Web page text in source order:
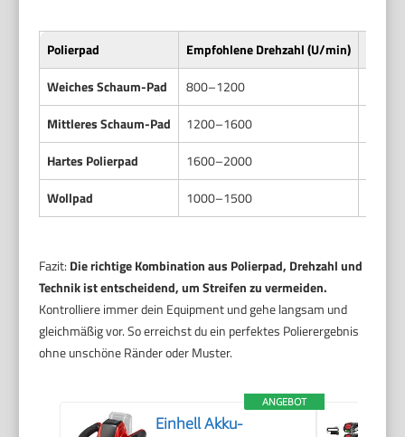
Polierpad Empfohlene Drehzahl (U/min)
Weiches Schaum-Pad
800–1200
Mittleres Schaum-Pad
1200–1600
Hartes Polierpad
1600–2000
Wollpad
1000–1500
Fazit: Die richtige Kombination aus Polierpad, Drehzahl und
Technik ist entscheidend, um Streifen zu vermeiden.
Kontrolliere immer dein Equipment und gehe langsam und
gleichmäßig vor. So erreichst du ein perfektes Polierergebnis
ohne unschöne Ränder oder Muster.
ANGEBOT
Einhell Akku-